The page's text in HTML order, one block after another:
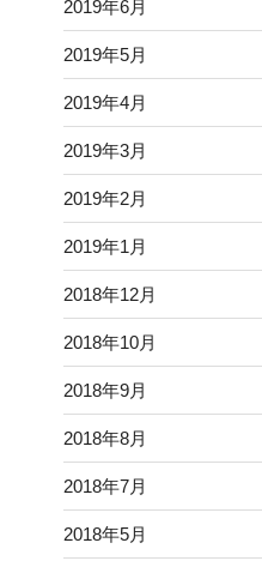
2019年6月
2019年5月
2019年4月
2019年3月
2019年2月
2019年1月
2018年12月
2018年10月
2018年9月
2018年8月
2018年7月
2018年5月